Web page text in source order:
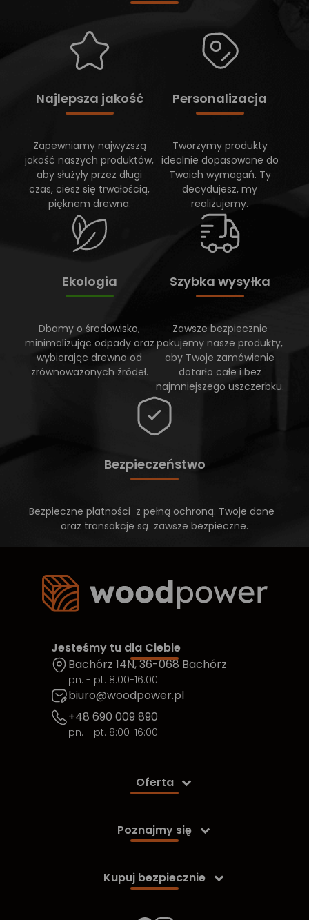
Najlepsza jakość
Zapewniamy najwyższą
jakość naszych produktów,
aby służyły przez długi
czas, ciesz się trwałością,
pięknem drewna.
Personalizacja
Tworzymy produkty
idealnie dopasowane do
Twoich wymagań. Ty
decydujesz, my
realizujemy.
Ekologia
Dbamy o środowisko,
minimalizując odpady oraz
wybierając drewno od
zrównoważonych źródeł.
Szybka wysyłka
Zawsze bezpiecznie
pakujemy nasze produkty,
aby Twoje zamówienie
dotarło całe i bez
najmniejszego uszczerbku.
Bezpieczeństwo
Bezpieczne płatności z pełną ochroną. Twoje dane
oraz transakcje są zawsze bezpieczne.
Jesteśmy tu dla Ciebie
Bachórz 14N, 36-068 Bachórz
pn. - pt. 8:00-16:00
biuro@woodpower.pl
+48 690 009 890
pn. - pt. 8:00-16:00
Oferta 
Poznajmy się 
Kupuj bezpiecznie 